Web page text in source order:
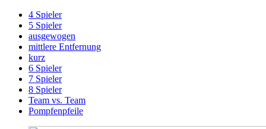
4 Spieler
5 Spieler
ausgewogen
mittlere Entfernung
kurz
6 Spieler
7 Spieler
8 Spieler
Team vs. Team
Pompfenpfeile